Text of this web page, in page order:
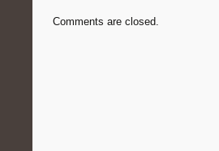
Comments are closed.